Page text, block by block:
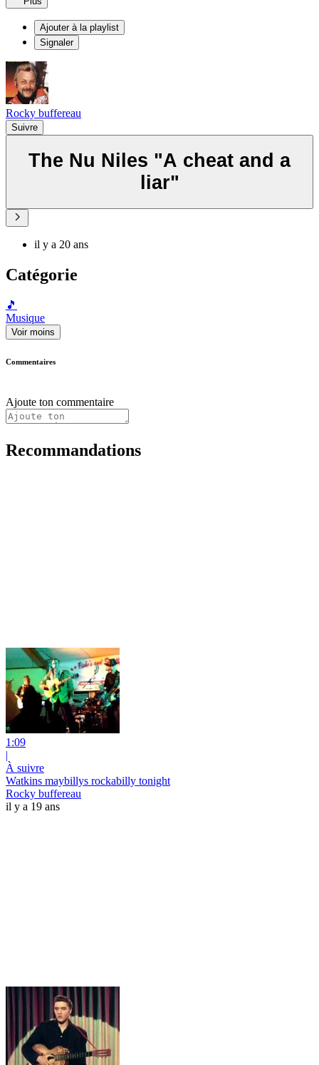
Ajouter à la playlist
Signaler
Rocky buffereau
Suivre
The Nu Niles "A cheat and a
liar"
il y a 20 ans
Catégorie
🎵
Musique
Voir moins
Commentaires
Ajoute ton commentaire
Recommandations
1:09
|
À suivre
Watkins maybillys rockabilly tonight
Rocky buffereau
il y a 19 ans